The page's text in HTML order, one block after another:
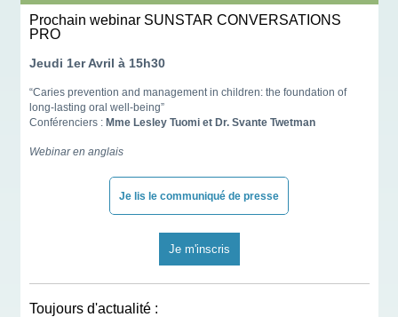
Prochain webinar SUNSTAR CONVERSATIONS
PRO
Jeudi 1er Avril à 15h30
“Caries prevention and management in children: the foundation of
long-lasting oral well-being”
Conférenciers : Mme Lesley Tuomi et Dr. Svante Twetman
Webinar en anglais
Je lis le communiqué de presse
Je m'inscris
Toujours d'actualité :